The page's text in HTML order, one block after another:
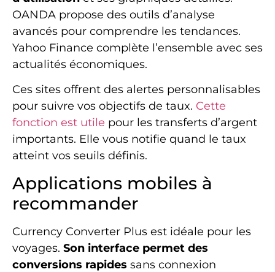
OANDA propose des outils d’analyse
avancés pour comprendre les tendances.
Yahoo Finance complète l’ensemble avec ses
actualités économiques.
Ces sites offrent des alertes personnalisables
pour suivre vos objectifs de taux. Cette
fonction est utile pour les transferts d’argent
importants. Elle vous notifie quand le taux
atteint vos seuils définis.
Applications mobiles à
recommander
Currency Converter Plus est idéale pour les
voyages. Son interface permet des
conversions rapides sans connexion